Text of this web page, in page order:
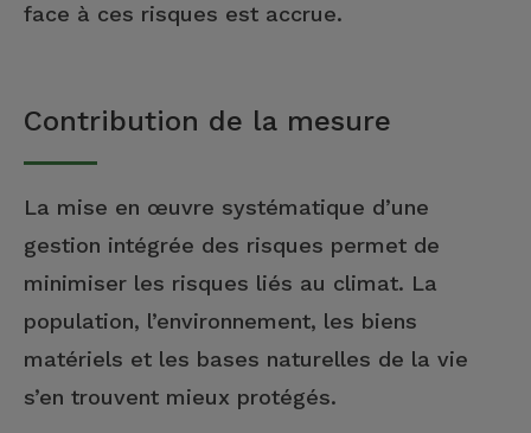
face à ces risques est accrue.
Contribution de la mesure
La mise en œuvre systématique d’une
gestion intégrée des risques permet de
minimiser les risques liés au climat. La
population, l’environnement, les biens
matériels et les bases naturelles de la vie
s’en trouvent mieux protégés.